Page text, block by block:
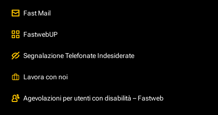
Fast Mail
FastwebUP
Segnalazione Telefonate Indesiderate
Lavora con noi
Agevolazioni per utenti con disabilità – Fastweb